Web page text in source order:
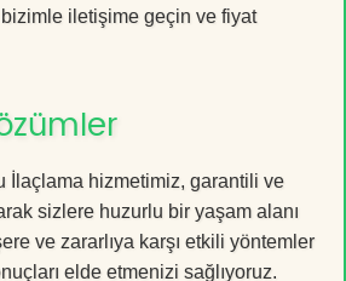
iletişime geçin ve fiyat
İlaçlama hizmetimiz, garantili ve
sizlere huzurlu bir yaşam alanı
ve zararlıya karşı etkili yöntemler
elde etmenizi sağlıyoruz.